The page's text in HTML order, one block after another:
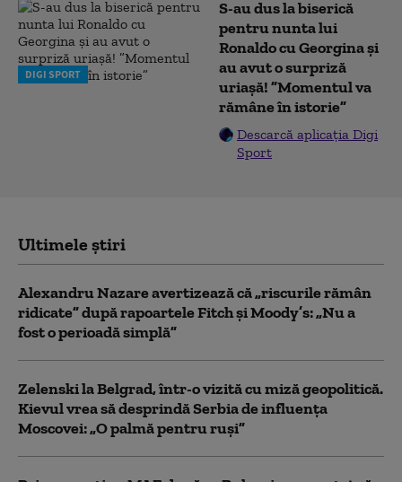
DIGI SPORT
S-au dus la biserică
pentru nunta lui
Ronaldo cu Georgina și
au avut o surpriză
uriașă! ”Momentul va
rămâne în istorie”
Descarcă aplicația Digi
Sport
Ultimele știri
Alexandru Nazare avertizează că „riscurile rămân
ridicate” după rapoartele Fitch și Moody’s: „Nu a
fost o perioadă simplă”
Zelenski la Belgrad, într-o vizită cu miză geopolitică.
Kievul vrea să desprindă Serbia de influența
Moscovei: „O palmă pentru ruși”